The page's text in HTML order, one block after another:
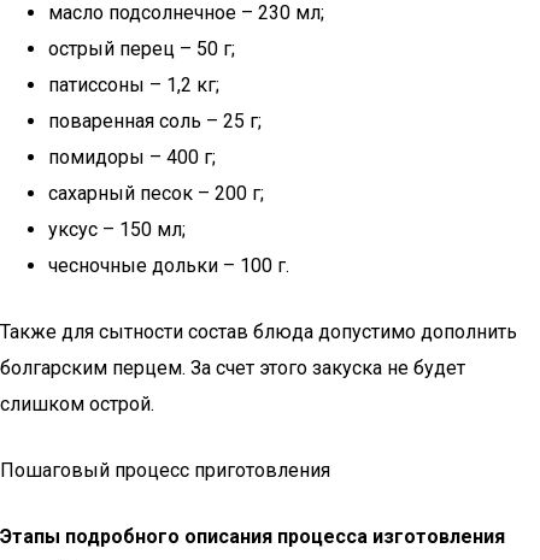
масло подсолнечное – 230 мл;
острый перец – 50 г;
патиссоны – 1,2 кг;
поваренная соль – 25 г;
помидоры – 400 г;
сахарный песок – 200 г;
уксус – 150 мл;
чесночные дольки – 100 г.
Также для сытности состав блюда допустимо дополнить
болгарским перцем. За счет этого закуска не будет
слишком острой.
Пошаговый процесс приготовления
Этапы подробного описания процесса изготовления